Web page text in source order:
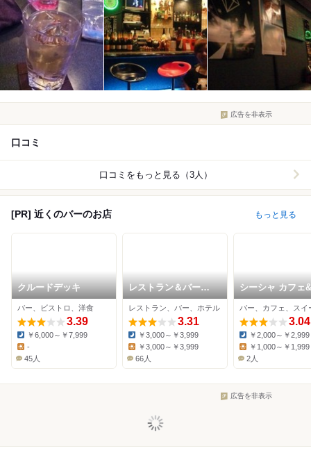
広告を非表示
口コミ
口コミをもっと見る（3人）
[PR] 近くのバーのお店 もっと見る
クルードデッキ
バー、ビストロ、洋食
3.39
Dinner:
￥6,000～￥7,999
-
45人
レストラン＆バー
17CLUB （アパホテ
ル＆リゾート 大阪な
んば駅前タワー）
レストラン、バー、ホテル
3.31
Dinner:
￥3,000～￥3,999
￥3,000～￥3,999
66人
シーシャ カフェ
ー C.STAND な
道頓堀店
バー、カフェ、スイ
3.04
Dinner:
￥2,000～￥2,999
￥1,000～￥1,999
2人
広告を非表示